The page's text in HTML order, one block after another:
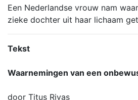
Een Nederlandse vrouw nam
zieke dochter uit haar lichaam
Tekst
Waarnemingen van een
door Titus Rivas